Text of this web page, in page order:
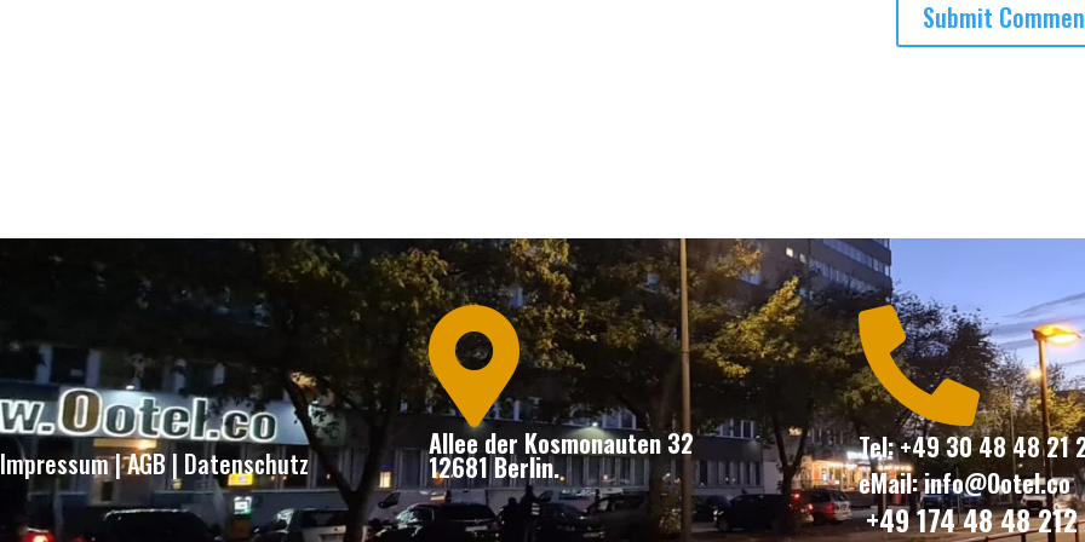
Impressum|AGB| Datenschutz

Allee der Kosmonauten 32
12681 Berlin.

Tel: +49 30 48 48 21
eMail: info@Ootel.co
+49 174 48 48 212